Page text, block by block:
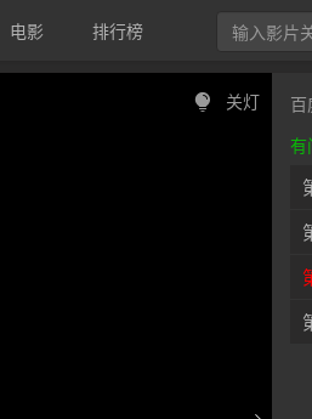
电影 排行榜
关灯